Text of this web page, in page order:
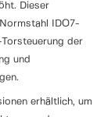
Dieser
IDO7-
der
und
erhältlich, um